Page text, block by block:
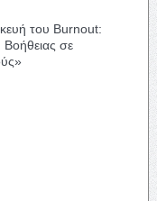
του Burnout:
σε